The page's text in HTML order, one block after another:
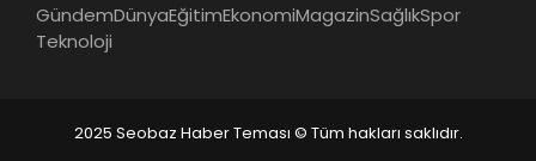
GündemDünyaEğitimEkonomiMagazinSağlıkSpor
Teknoloji
2025 Seobaz Haber Teması © Tüm hakları saklıdır.